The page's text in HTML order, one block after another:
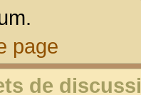
page
de